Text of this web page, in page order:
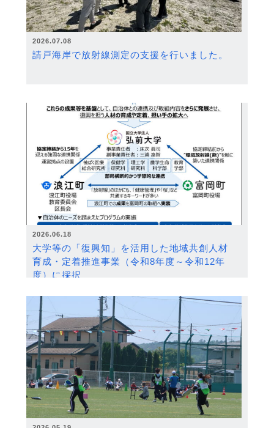
2026.07.08
請戸海岸で放射線測定の支援を行いました。
2026.06.18
大学等の「復興知」を活用した地域共創人材
育成・定着推進事業（令和8年度～令和12年
度）に採択